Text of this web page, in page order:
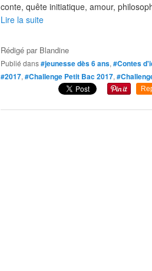
conte, quête initiatique, amour,
Lire la suite
Rédigé par Blandine
Publié dans#jeunesse dès 6 ans, #Contes
#2017, #Challenge Petit Bac 2017,